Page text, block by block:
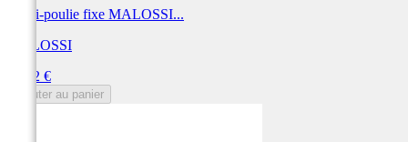
Demi-poulie fixe MALOSSI...
MALOSSI
71,32 €
Ajouter au panier